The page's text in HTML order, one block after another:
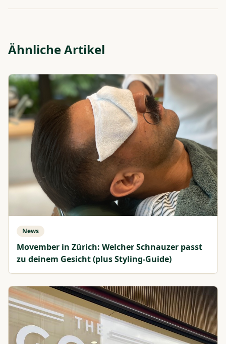
Ähnliche Artikel
News
Movember in Zürich: Welcher Schnauzer passt
zu deinem Gesicht (plus Styling-Guide)